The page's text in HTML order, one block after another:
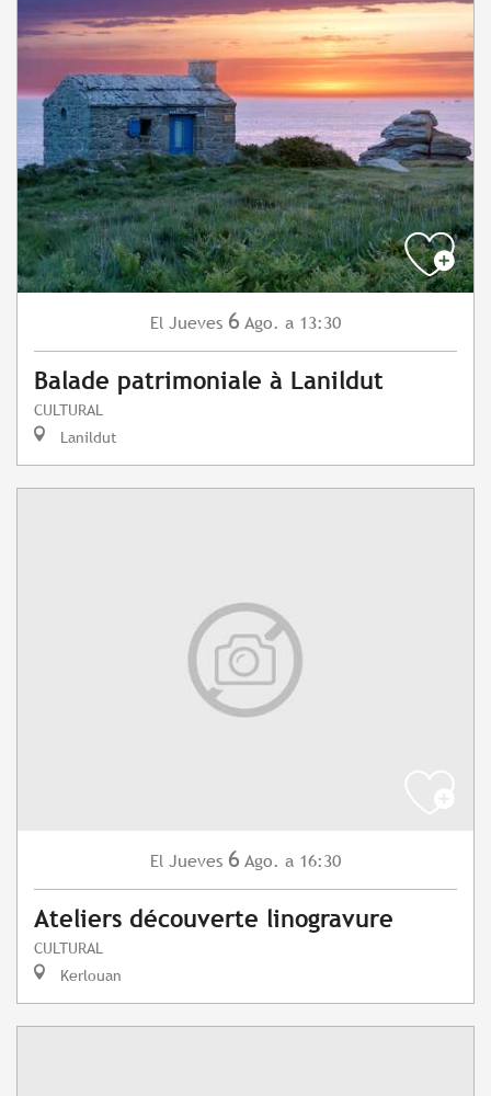
El Jueves 6 Ago. a 13:30
Balade patrimoniale à Lanildut
CULTURAL
Lanildut
El Jueves 6 Ago. a 16:30
Ateliers découverte linogravure
CULTURAL
Kerlouan